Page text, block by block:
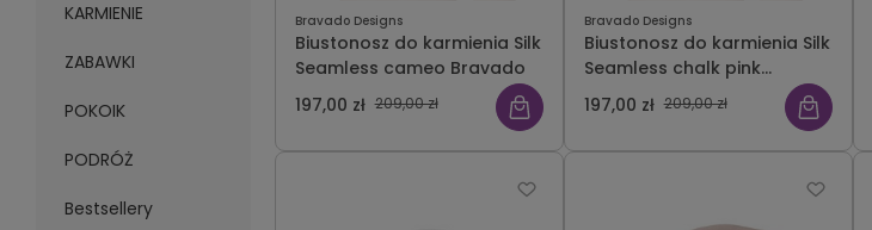
KARMIENIE
ZABAWKI
POKOIK
PODRÓŻ
Bestsellery
Bravado Designs
Biustonosz do karmienia Silk
Seamless cameo Bravado
197,00 zł 209,00 zł
Bravado Designs
Biustonosz do karmienia Silk
Seamless chalk pink
Bravado
197,00 zł 209,00 zł